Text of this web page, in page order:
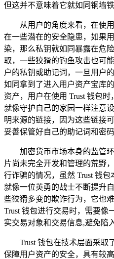
但这并不意味着它就如同铜墙
从用户的角度来看，在使
在一些潜在的安全隐患，如果
染，那么私钥就如同暴露在危
取，一些狡猾的钓鱼攻击也可
户的私钥或助记词，一旦用户
如同拿到了进入用户资产宝库
资产，用户在使用 Trust 钱包时
就像守护自己的家园一样注意
明来源的链接，因为这些链接
妥善保管好自己的助记词和密
加密货币市场本身的监管
片尚未完全开发和管理的荒野
行诈骗的情况，虽然 Trust 钱包
就像一位英勇的战士不断提升
些狡猾多变的欺诈行为，它也
Trust 钱包进行交易时，需要像
实交易对象和交易信息,避免陷
Trust 钱包在技术层面采取
保障用户资产的安全，具有较